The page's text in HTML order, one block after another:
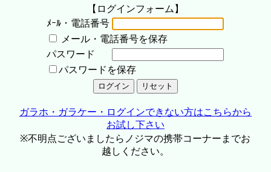
【ログインフォーム】
ﾒｰﾙ・電話番号
メール・電話番号を保存
パスワード
パスワードを保存
ガラホ・ガラケー・ログインできない方はこちらから
お試し下さい
※不明点ございましたらノジマの携帯コーナーまでお
越しください。